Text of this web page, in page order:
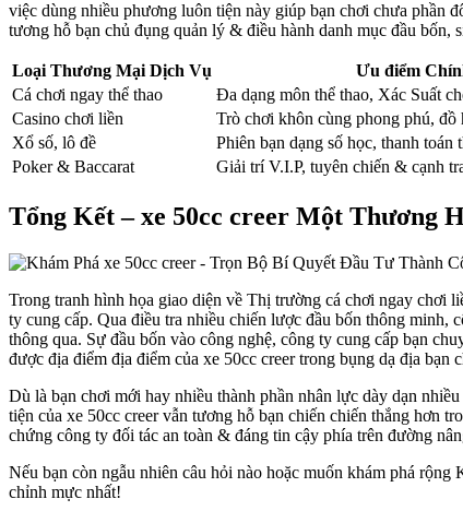
việc dùng nhiều phương luôn tiện này giúp bạn chơi chưa phần
tương hỗ bạn chủ đụng quản lý & điều hành danh mục đầu
Loại Thương Mại Dịch Vụ Ưu điểm
Cá chơi ngay thể thao
Đa dạng môn thể thao, Xác Suất
Casino chơi liền
Trò chơi khôn cùng phong phú, đồ
Xổ số, lô đề
Phiên bạn dạng số học, thanh toán
Poker & Baccarat
Giải trí V.I.P, tuyên chiến & cạnh
Tổng Kết – xe 50cc creer Một Thương
Trong tranh hình họa giao diện về Thị trường cá chơi ngay chơi
ty cung cấp. Qua điều tra nhiều chiến lược đầu bốn thông
thông qua. Sự đầu bốn vào công nghệ, công ty cung cấp bạn
được địa điểm địa điểm của xe 50cc creer trong bụng dạ địa bạn
Dù là bạn chơi mới hay nhiều thành phần nhân lực dày dạn
tiện của xe 50cc creer vẫn tương hỗ bạn chiến chiến thắng hơn
chứng công ty đối tác an toàn & đáng tin cậy phía trên đường
Nếu bạn còn ngẫu nhiên câu hỏi nào hoặc muốn khám phá
chỉnh mực nhất!